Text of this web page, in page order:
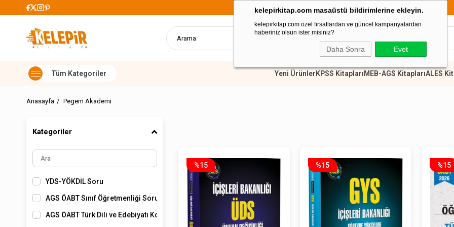
kelepirkitap.com masaüstü bildirimlerine ekleyin.
kelepirkitap.com özel fırsatlardan ve güncel kampanyalardan
haberiniz olsun ister misiniz?
Daha Sonra Evet
Kargo Ücretsiz 899 TL Üzeri Alışverişlerde Kargo Ücretsiz
Yeni ÜrünlerKPSS KitaplarıMEB-AGS KitaplarıALES
Anasayfa Pegem Akademi
Kategoriler
YDS-YÖKDİL Soru
AGS ÖABT Sınıf Öğretmenliği Soru
AGS ÖABT Türk Dili ve Edebiyatı Konu
%15 %15 %15